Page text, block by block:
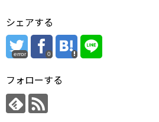
シェアする
error 0
フォローする